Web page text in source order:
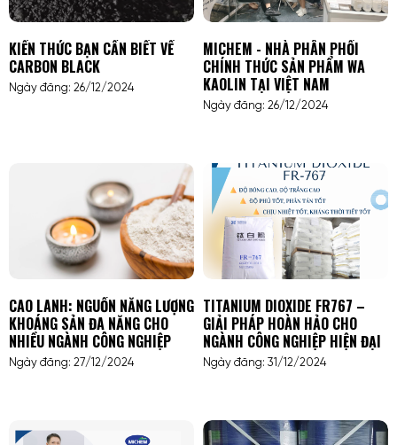
KIẾN THỨC BẠN CẦN BIẾT VỀ
CARBON BLACK
Ngày đăng: 26/12/2024
MICHEM - NHÀ PHÂN PHỐI
CHÍNH THỨC SẢN PHẨM WA
KAOLIN TẠI VIỆT NAM
Ngày đăng: 26/12/2024
CAO LANH: NGUỒN NĂNG LƯỢNG
KHOÁNG SẢN ĐA NĂNG CHO
NHIỀU NGÀNH CÔNG NGHIỆP
Ngày đăng: 27/12/2024
TITANIUM DIOXIDE FR767 –
GIẢI PHÁP HOÀN HẢO CHO
NGÀNH CÔNG NGHIỆP HIỆN ĐẠI
Ngày đăng: 31/12/2024